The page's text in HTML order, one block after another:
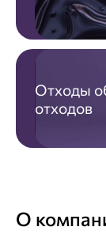
Отходы
отходов
О